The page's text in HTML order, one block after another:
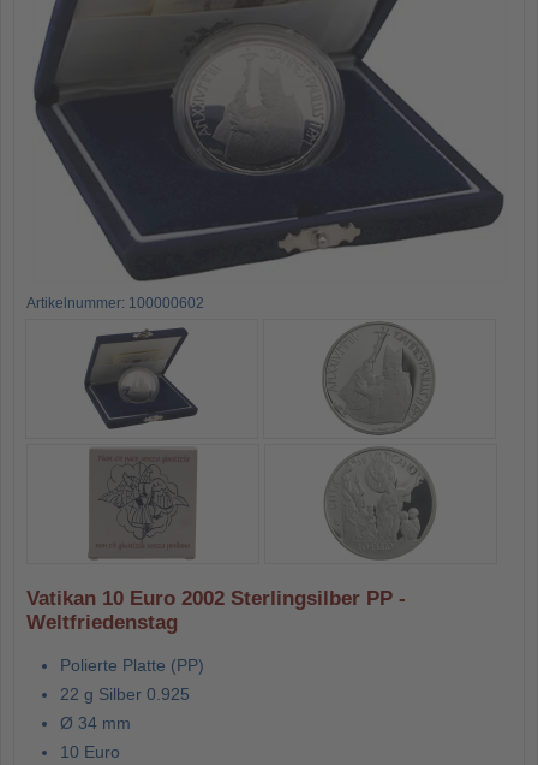
Artikelnummer: 100000602
Vatikan 10 Euro 2002 Sterlingsilber PP -
Weltfriedenstag
Polierte Platte (PP)
22 g Silber 0.925
Ø 34 mm
10 Euro